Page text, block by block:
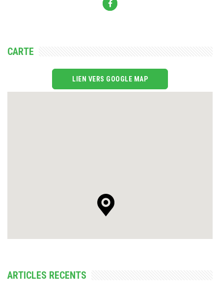
CARTE
LIEN VERS GOOGLE MAP
ARTICLES RECENTS